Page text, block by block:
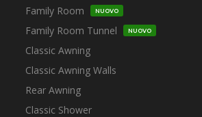
Family Room
NUOVO
Family Room Tunnel NUOVO
Classic Awning
Classic Awning Walls
Rear Awning
Classic Shower